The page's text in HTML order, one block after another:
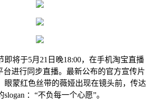
将于5月21日晚18:00，在手机淘宝直播
台进行同步直播。最新公布的官方宣传片
眼蒙红色丝带的薇娅出现在镜头前，传达
：“不负每一个心愿”。